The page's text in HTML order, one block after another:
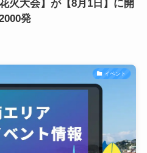
火大会】が【8月1日】に開
発
イベント